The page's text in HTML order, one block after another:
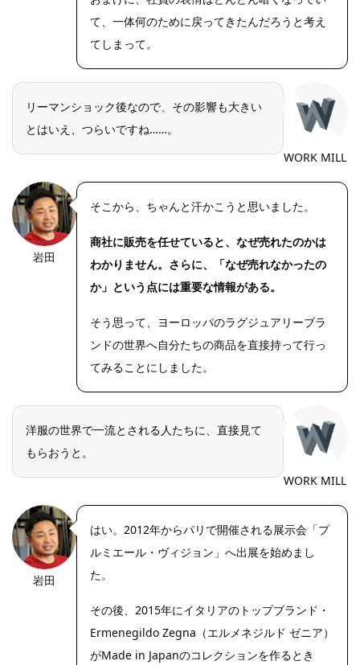
て、一体何のために戻ってきたんだろうと考え
てしまって。
リーマンショック後なので、その影響も大きい
とはいえ、つらいですね……。
WORK MILL
https://riseph
岩田
そこから、ちゃんと汗かこうと思いました。
商社に販売を任せていると、なぜ売れたのかは
わかりません。さらに、「なぜ売れなかったの
か」という点には重要な情報がある。
そう思って、ヨーロッパのラグジュアリーブラ
ンドの世界へ自分たちの商品を直接持って行っ
てみることにしました。
洋服の世界で一流とされる人たちに、直接見て
もらおうと。
WORK MILL
https://riseph
岩田
はい。2012年からパリで開催される展示会「プ
ルミエール・ヴィジョン」へ出展を始めまし
た。
その後、2015年にイタリアのトップブランド・
Ermenegildo Zegna（エルメネジルド ゼニア）
がMade in Japanのコレクションを作るとき